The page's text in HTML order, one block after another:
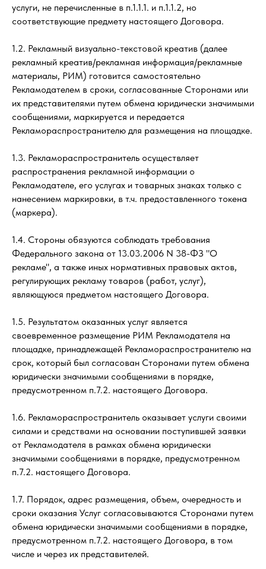
услуги, не перечисленные в п.1.1.1. и п.1.1.2, но
соответствующие предмету настоящего Договора.
1.2. Рекламный визуально-текстовой креатив (далее
рекламный креатив/рекламная информация/рекламные
материалы, РИМ) готовится самостоятельно
Рекламодателем в сроки, согласованные Сторонами или
их представителями путем обмена юридически значимыми
сообщениями, маркируется и передается
Рекламораспространителю для размещения на площадке.
1.3. Рекламораспространитель осуществляет
распространения рекламной информации о
Рекламодателе, его услугах и товарных знаках только с
нанесением маркировки, в т.ч. предоставленного токена
(маркера).
1.4. Стороны обязуются соблюдать требования
Федерального закона от 13.03.2006 N 38-ФЗ "О
рекламе", а также иных нормативных правовых актов,
регулирующих рекламу товаров (работ, услуг),
являющуюся предметом настоящего Договора.
1.5. Результатом оказанных услуг является
своевременное размещение РИМ Рекламодателя на
площадке, принадлежащей Рекламораспространителю на
срок, который был согласован Сторонами путем обмена
юридически значимыми сообщениями в порядке,
предусмотренном п.7.2. настоящего Договора.
1.6. Рекламораспространитель оказывает услуги своими
силами и средствами на основании поступившей заявки
от Рекламодателя в рамках обмена юридически
значимыми сообщениями в порядке, предусмотренном
п.7.2. настоящего Договора.
1.7. Порядок, адрес размещения, объем, очередность и
сроки оказания Услуг согласовываются Сторонами путем
обмена юридически значимыми сообщениями в порядке,
предусмотренном п.7.2. настоящего Договора, в том
числе и через их представителей.